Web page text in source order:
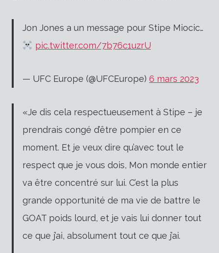
Jon Jones a un message pour Stipe Miocic…
pic.twitter.com/7b76c1uzrU
— UFC Europe (@UFCEurope) 6 mars 2023
«Je dis cela respectueusement à Stipe – je
prendrais congé d’être pompier en ce
moment. Et je veux dire qu’avec tout le
respect que je vous dois, Mon monde entier
va être concentré sur lui. C’est la plus
grande opportunité de ma vie de battre le
GOAT poids lourd, et je vais lui donner tout
ce que j’ai, absolument tout ce que j’ai.